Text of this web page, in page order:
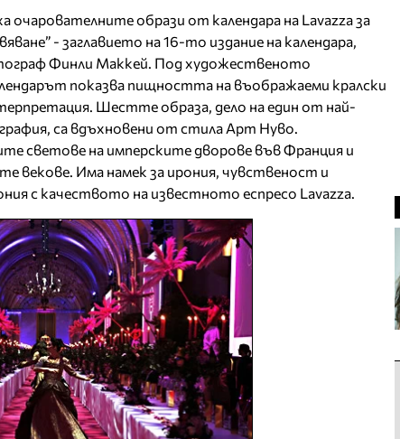
очарователните образи от календара на Lavazza за
- заглавието на 16-то издание на календара,
Финли Маккей. Под художественото
показва пищността на въображаеми кралски
Шестте образа, дело на един от най-
са вдъхновени от стила Арт Нуво.
светове на имперските дворове във Франция и
векове. Има намек за ирония, чувственост и
с качеството на известното еспресо Lavazza.